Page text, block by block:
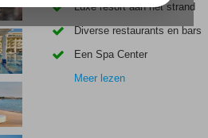
Luxe resort aan het strand
Diverse restaurants en bars
Een Spa Center
Meer lezen